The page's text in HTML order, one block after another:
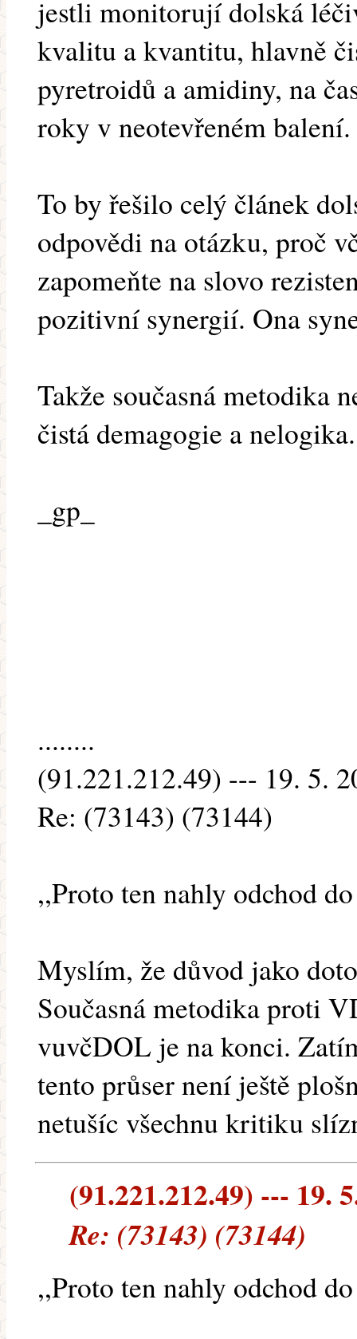
jestli monitorují dolská
kvalitu a kvantitu, hlavně
pyretroidů a amidiny, na
roky v neotevřeném balení.
To by řešilo celý článek
odpovědi na otázku, proč
zapomeňte na slovo
pozitivní synergií. Ona
Takže současná metodika
čistá demagogie a nelogika.
_gp_
........
(91.221.212.49) --- 19. 5.
Re: (73143) (73144)
,,Proto ten nahly odchod
Myslím, že důvod jako
Současná metodika proti
vuvčDOL je na konci.
tento průser není ještě
netušíc všechnu kritiku
(91.221.212.49) --- 19.
Re: (73143) (73144)
,,Proto ten nahly odchod